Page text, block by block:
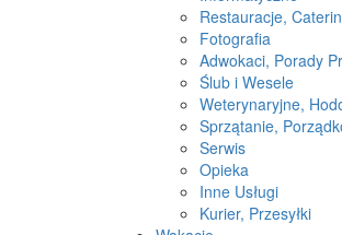
Restauracje,
Fotografia
Adwokaci, Porady
Ślub i Wesele
Weterynaryjne,
Sprzątanie,
Serwis
Opieka
Inne Usługi
Kurier, Przesyłki